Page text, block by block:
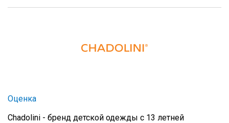
Оценка
Chadolini - бренд детской одежды с 13 летней